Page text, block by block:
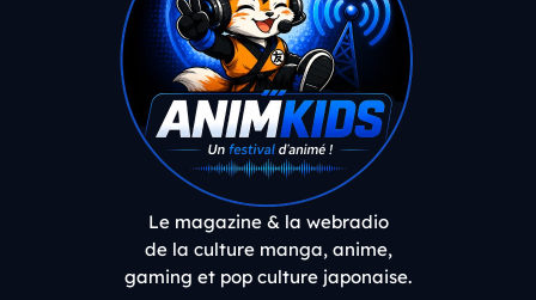
Le magazine & la webradio
de la culture manga, anime,
gaming et pop culture japonaise.